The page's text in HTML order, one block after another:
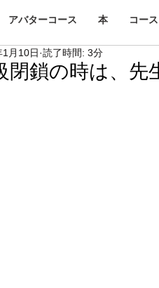
アバターコース 本 コー
閉鎖の時は、先
1月10日 読了時間: 3分